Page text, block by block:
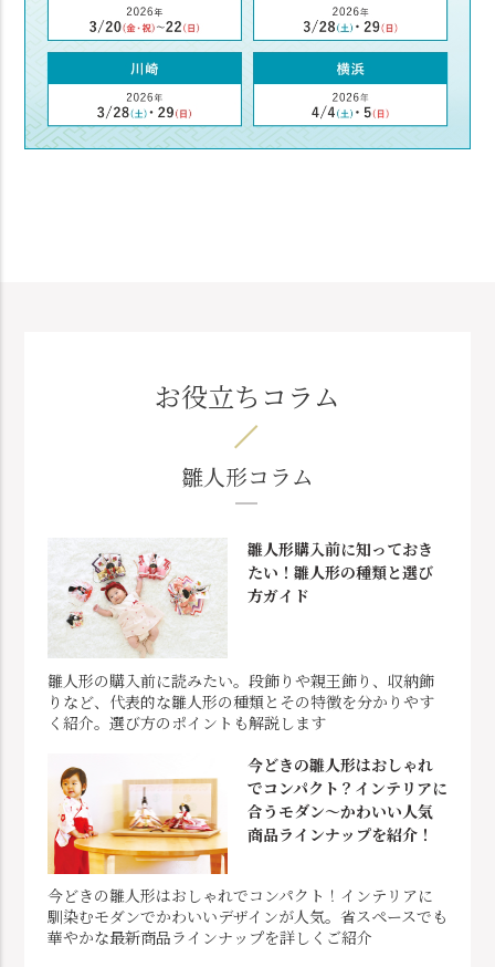
お役立ちコラム
雛人形コラム
雛人形購入前に知っておき
たい！雛人形の種類と選び
方ガイド
雛人形の購入前に読みたい。段飾りや親王飾り、収納飾
りなど、代表的な雛人形の種類とその特徴を分かりやす
く紹介。選び方のポイントも解説します
今どきの雛人形はおしゃれ
でコンパクト？インテリアに
合うモダン～かわいい人気
商品ラインナップを紹介！
今どきの雛人形はおしゃれでコンパクト！インテリアに
馴染むモダンでかわいいデザインが人気。省スペースでも
華やかな最新商品ラインナップを詳しくご紹介